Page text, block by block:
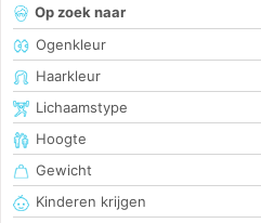
Op zoek naar
Ogenkleur
Haarkleur
Lichaamstype
Hoogte
Gewicht
Kinderen krijgen